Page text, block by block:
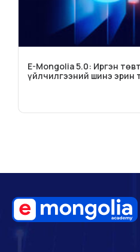
E-Mongolia 5.0: Иргэн
үйлчилгээний шинэ эрин